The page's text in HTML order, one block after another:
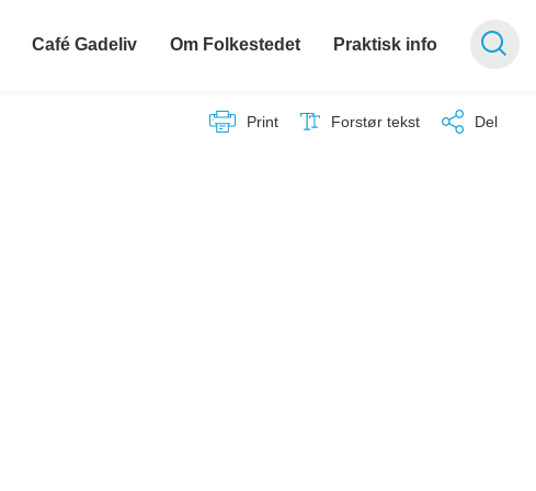
Café Gadeliv Om Folkestedet Praktisk info
Print Forstør tekst Del